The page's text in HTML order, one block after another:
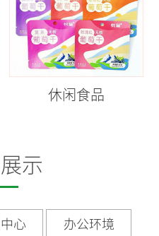
休闲食品
示
心 办公环境